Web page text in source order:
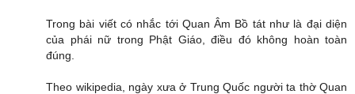
Trong bài viết có nhắc tới Quan Âm Bồ tát như là đại diện
của phái nữ trong Phật Giáo, điều đó không hoàn toàn
đúng.
Theo wikipedia, ngày xưa ở Trung Quốc người ta thờ Quan